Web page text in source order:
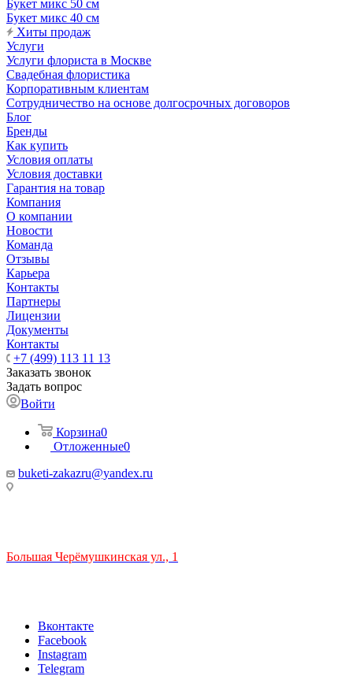
Букет микс 50 см
Букет микс 40 см
Хиты продаж
Услуги
Услуги флориста в Москве
Свадебная флористика
Корпоративным клиентам
Сотрудничество на основе долгосрочных договоров
Блог
Бренды
Как купить
Условия оплаты
Условия доставки
Гарантия на товар
Компания
О компании
Новости
Команда
Отзывы
Карьера
Контакты
Партнеры
Лицензии
Документы
Контакты
+7 (499) 113 11 13
Заказать звонок
Задать вопрос
Войти
Корзина0
Отложенные0
buketi-zakazru@yandex.ru
Большая Черёмушкинская ул., 1
Вконтакте
Facebook
Instagram
Telegram